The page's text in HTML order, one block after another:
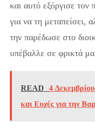
και αυτό εξόργισε τον
για να τη μεταπείσει,
την παρέδωσε στο
υπέβαλλε σε φρικτά
READ
4
και Ευχές για την